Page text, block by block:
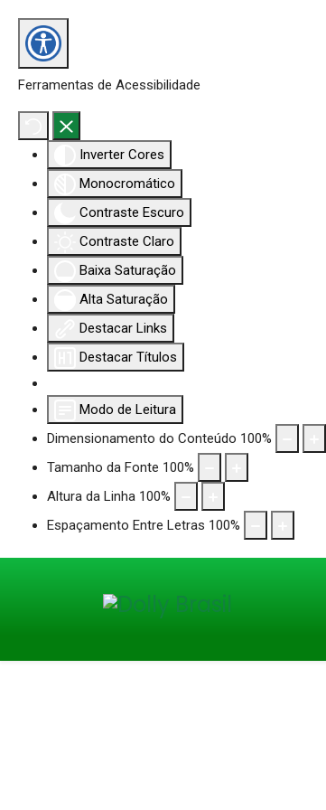
Ferramentas de Acessibilidade
Inverter Cores
Monocromático
Contraste Escuro
Contraste Claro
Baixa Saturação
Alta Saturação
Destacar Links
Destacar Títulos
Modo de Leitura
Dimensionamento do Conteúdo 100%
Tamanho da Fonte 100%
Altura da Linha 100%
Espaçamento Entre Letras 100%